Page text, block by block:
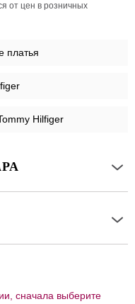
от цен в розничных
платья
Hilfiger
сначала выберите